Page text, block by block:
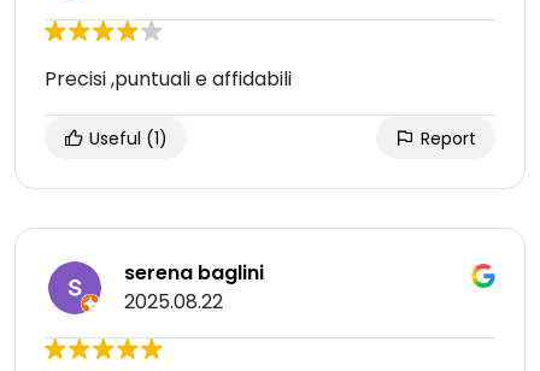
Precisi ,puntuali e affidabili
Useful (1) Report
serena baglini
2025.08.22